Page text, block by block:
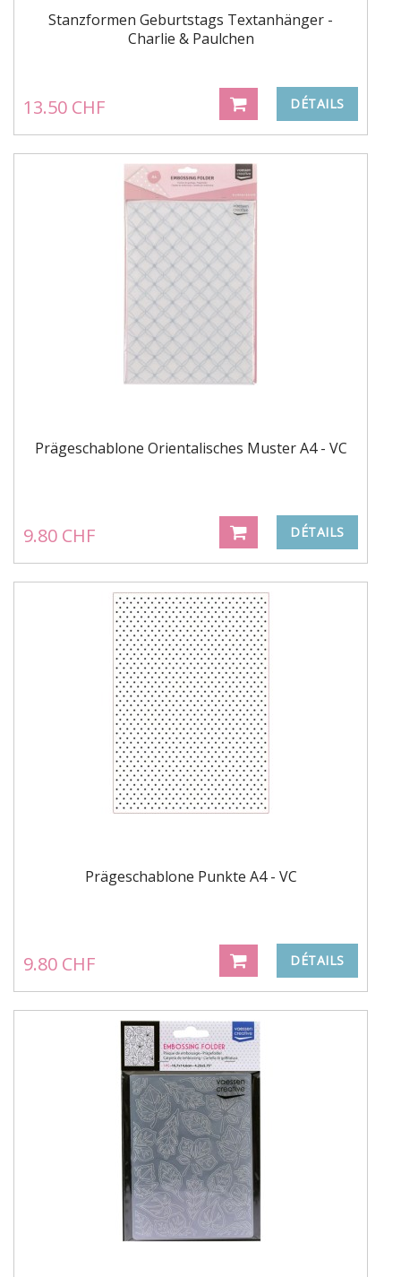
Stanzformen Geburtstags Textanhänger -
Charlie & Paulchen
13.50 CHF DÉTAILS
Prägeschablone Orientalisches Muster A4 - VC
9.80 CHF DÉTAILS
Prägeschablone Punkte A4 - VC
9.80 CHF DÉTAILS